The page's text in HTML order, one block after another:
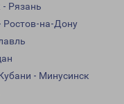
- Рязань
Ростов-на-Дону
- Минусинск